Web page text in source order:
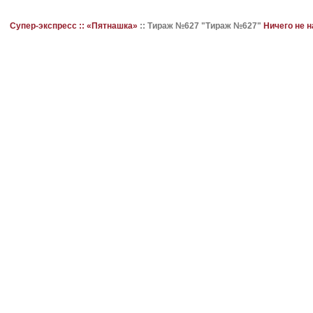
Супер-экспресс :: «Пятнашка» :: Тираж №627 "Тираж №627" Ничего не